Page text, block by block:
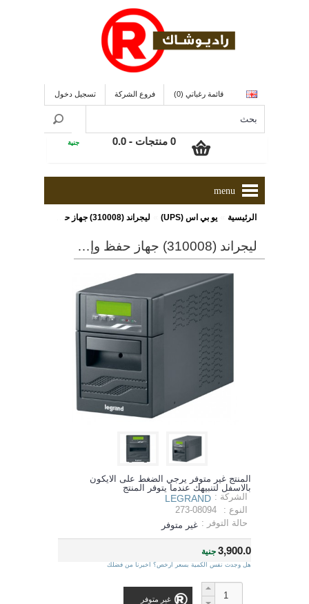
قائمة رغباتي (0) فروع الشركة تسجيل دخول
0 منتجات - 0.0 جنية
menu
الرئيسية يو بي اس (UPS) ليجراند (310008) جهاز حفظ وإحتياطى للطاقة 3000فولت أمبير/1800 وات
ليجراند (310008) جهاز حفظ وإحتياطى للطاقة 3000فولت أمبير/1800 وات
المنتج غير متوفر يرجي الضغط على الايكون
بالاسفل لتنبيهك عندما يتوفر المنتج
الشركة : LEGRAND
النوع :
273-08094
حالة التوفر : غير متوفر
3,900.0جنية
هل وجدت نفس الكمية بسعر ارخص؟ اخبرنا من فضلك
غير متوفر